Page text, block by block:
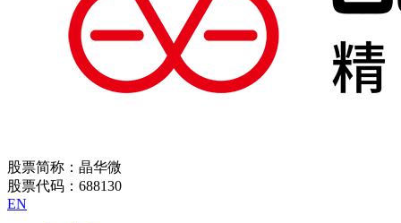
股票简称：晶华微
股票代码：688130
EN